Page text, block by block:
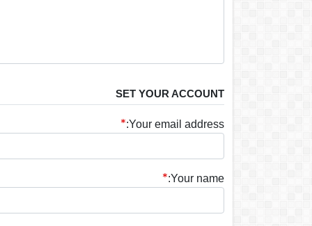
SET YOUR ACCOUNT
Your email address:
Your name: